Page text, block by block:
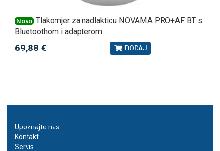
Novo Tlakomjer za nadlakticu NOVAMA PRO+AF BT s
Bluetoothom i adapterom
69,88 € DODAJ
Upoznajte nas
Kontakt
Servis